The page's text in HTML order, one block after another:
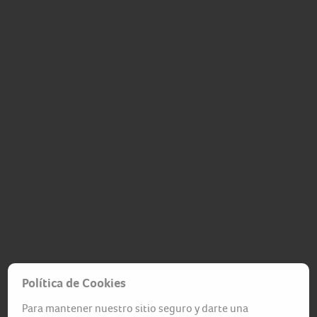
Política de Cookies
Para mantener nuestro sitio seguro y darte una